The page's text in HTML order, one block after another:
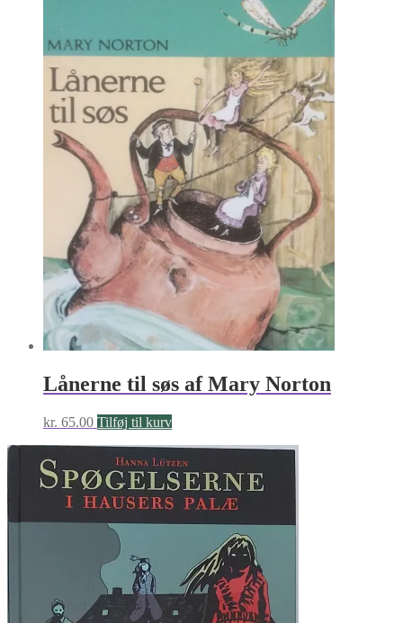
Lånerne til søs af Mary Norton
kr. 65.00 Tilføj til kurv